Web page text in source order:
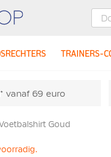
TRAINERS-
vanaf 69 euro
Goud